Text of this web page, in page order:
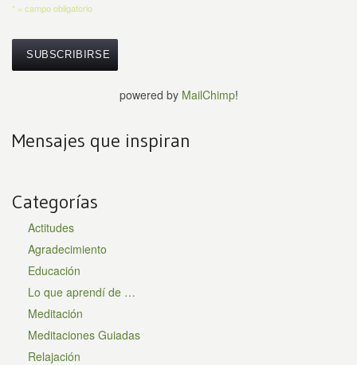
* = campo obligatorio
powered by MailChimp!
Mensajes que inspiran
Categorías
Actitudes
Agradecimiento
Educación
Lo que aprendí de …
Meditación
Meditaciones Guiadas
Relajación